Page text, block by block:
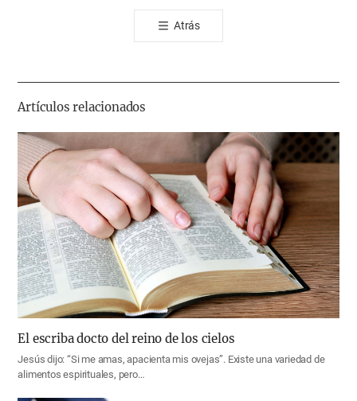
톡
공
기
Atrás
Artículos relacionados
El escriba docto del reino de los cielos
Jesús dijo: “Si me amas, apacienta mis ovejas”. Existe una variedad de
alimentos espirituales, pero…